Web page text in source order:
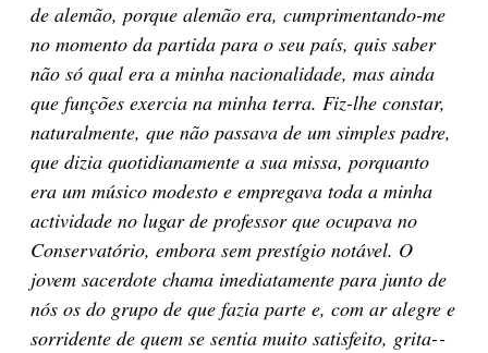
de alemão, porque alemão era, cumprimentando-me
no momento da partida para o seu país, quis saber
não só qual era a minha nacionalidade, mas ainda
que funções exercia na minha terra. Fiz-lhe constar,
naturalmente, que não passava de um simples padre,
que dizia quotidianamente a sua missa, porquanto
era um músico modesto e empregava toda a minha
actividade no lugar de professor que ocupava no
Conservatório, embora sem prestígio notável. O
jovem sacerdote chama imediatamente para junto de
nós os do grupo de que fazia parte e, com ar alegre e
sorridente de quem se sentia muito satisfeito, grita­-‐